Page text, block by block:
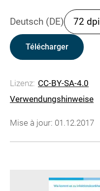
Deutsch (DE) 72 dpi
Télécharger
Lizenz: CC-BY-SA-4.0
Verwendungshinweise
Mise à jour: 01.12.2017